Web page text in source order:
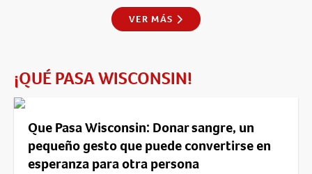
VER MÁS
¡QUÉ PASA WISCONSIN!
Que Pasa Wisconsin: Donar sangre, un
pequeño gesto que puede convertirse en
esperanza para otra persona